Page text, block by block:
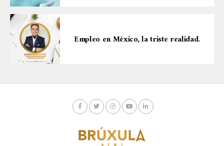
Empleo en México, la triste realidad.